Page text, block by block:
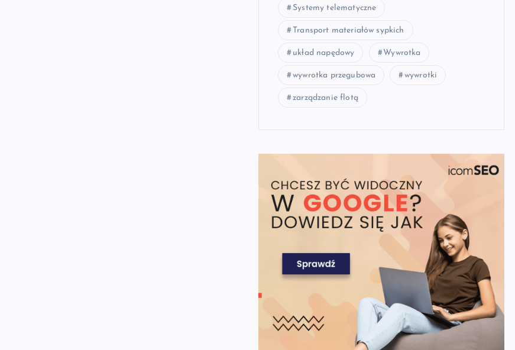
Systemy telematyczne
Transport materiałów sypkich
układ napędowy Wywrotka
wywrotka przegubowa wywrotki
zarządzanie flotą